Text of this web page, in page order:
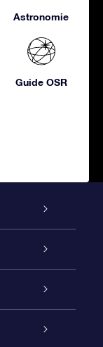
Astronomie
Guide OSR